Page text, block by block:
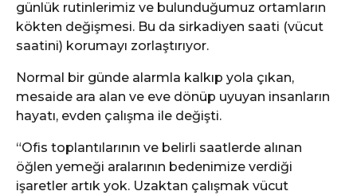
günlük rutinlerimiz ve bulunduğumuz ortamların
kökten değişmesi. Bu da sirkadiyen saati (vücut
saatini) korumayı zorlaştırıyor.
Normal bir günde alarmla kalkıp yola çıkan,
mesaide ara alan ve eve dönüp uyuyan insanların
hayatı, evden çalışma ile değişti.
“Ofis toplantılarının ve belirli saatlerde alınan
öğlen yemeği aralarının bedenimize verdiği
işaretler artık yok. Uzaktan çalışmak vücut